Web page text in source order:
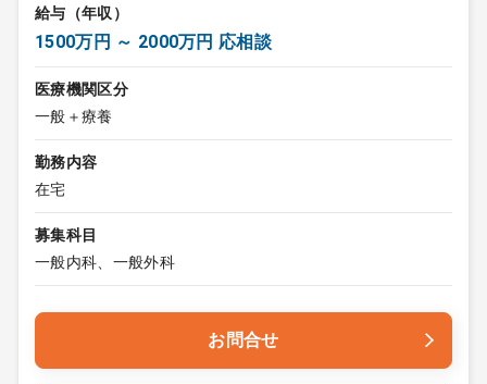
給与（年収）
1500万円 ～ 2000万円 応相談
医療機関区分
一般＋療養
勤務内容
在宅
募集科目
一般内科、一般外科
お問合せ